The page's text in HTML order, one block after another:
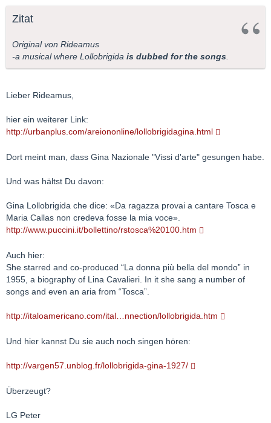
Zitat
Original von Rideamus
-a musical where Lollobrigida is dubbed for the songs.
Lieber Rideamus,
hier ein weiterer Link:
http://urbanplus.com/areiononline/lollobrigidagina.html
Dort meint man, dass Gina Nazionale "Vissi d'arte" gesungen habe.
Und was hältst Du davon:
Gina Lollobrigida che dice: «Da ragazza provai a cantare Tosca e
Maria Callas non credeva fosse la mia voce».
http://www.puccini.it/bollettino/rstosca%20100.htm
Auch hier:
She starred and co-produced “La donna più bella del mondo” in
1955, a biography of Lina Cavalieri. In it she sang a number of
songs and even an aria from “Tosca”.
http://italoamericano.com/ital…nnection/lollobrigida.htm
Und hier kannst Du sie auch noch singen hören:
http://vargen57.unblog.fr/lollobrigida-gina-1927/
Überzeugt?
LG Peter